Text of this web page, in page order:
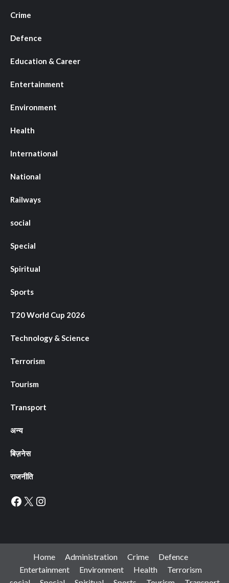
Crime
Defence
Education & Career
Entertainment
Environment
Health
International
National
Railways
social
Special
Spiritual
Sports
T20 World Cup 2026
Technology & Science
Terrorism
Tourism
Transport
अन्य
बिज़नेस
राजनीति
Facebook
X Instagram
Home Administration Crime
Defence
Entertainment
Environment Health
Terrorism